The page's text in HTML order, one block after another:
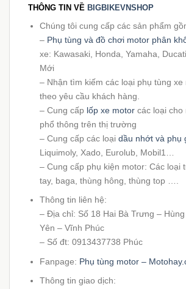
THÔNG TIN VỀ BIGBIKEVNSHOP
Chúng tôi cung cấp các sản phẩm
– Phụ tùng và đồ chơi motor phân
xe: Kawasaki, Honda, Yamaha,
Mới
– Nhận tìm kiếm các loại phụ tùng
theo yêu cầu khách hàng.
– Cung cấp lốp xe motorcác loại cho
phổ thông trên thị trường
– Cung cấp các loại dầu nhớt và phụ
Liquimoly, Xado, Eurolub, Mobil1…
– Cung cấp phụ kiện motor: Các loại
tay, baga, thùng hông, thùng top ….
Thông tin liên hệ:
– Địa chỉ: Số 18 Hai Bà Trưng –
Yên – Vĩnh Phúc
– Số đt: 0913437738 Phúc
Fanpage: Phụ tùng motor –
Thông tin giao dịch: